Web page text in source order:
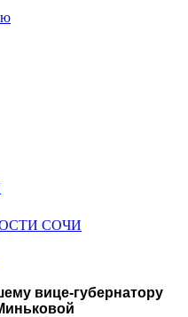
СОЧИ
вице-губернатору